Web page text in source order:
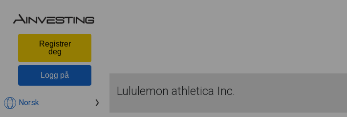
Registrer
deg
Logg på
Norsk
Lululemon athletica Inc.